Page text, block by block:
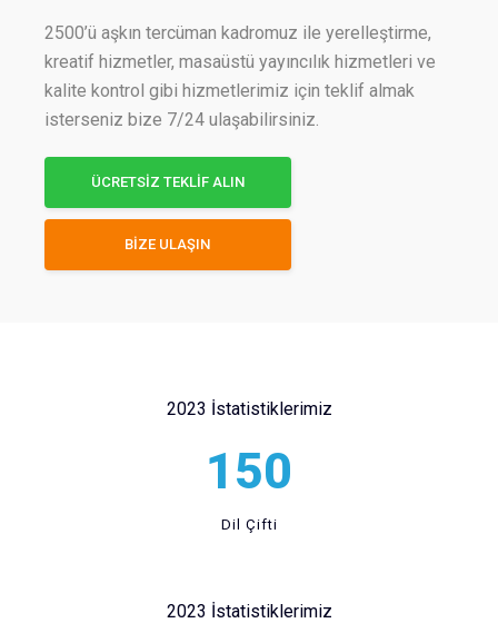
2500’ü aşkın tercüman kadromuz ile yerelleştirme,
kreatif hizmetler, masaüstü yayıncılık hizmetleri ve
kalite kontrol gibi hizmetlerimiz için teklif almak
isterseniz bize 7/24 ulaşabilirsiniz.
ÜCRETSİZ TEKLİF ALIN
BİZE ULAŞIN
2023 İstatistiklerimiz
150
Dil Çifti
2023 İstatistiklerimiz